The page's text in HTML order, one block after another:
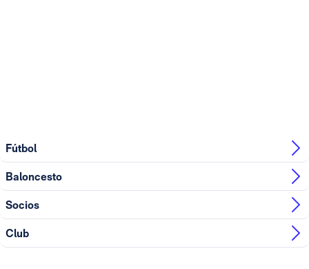
Fútbol
Baloncesto
Socios
Club